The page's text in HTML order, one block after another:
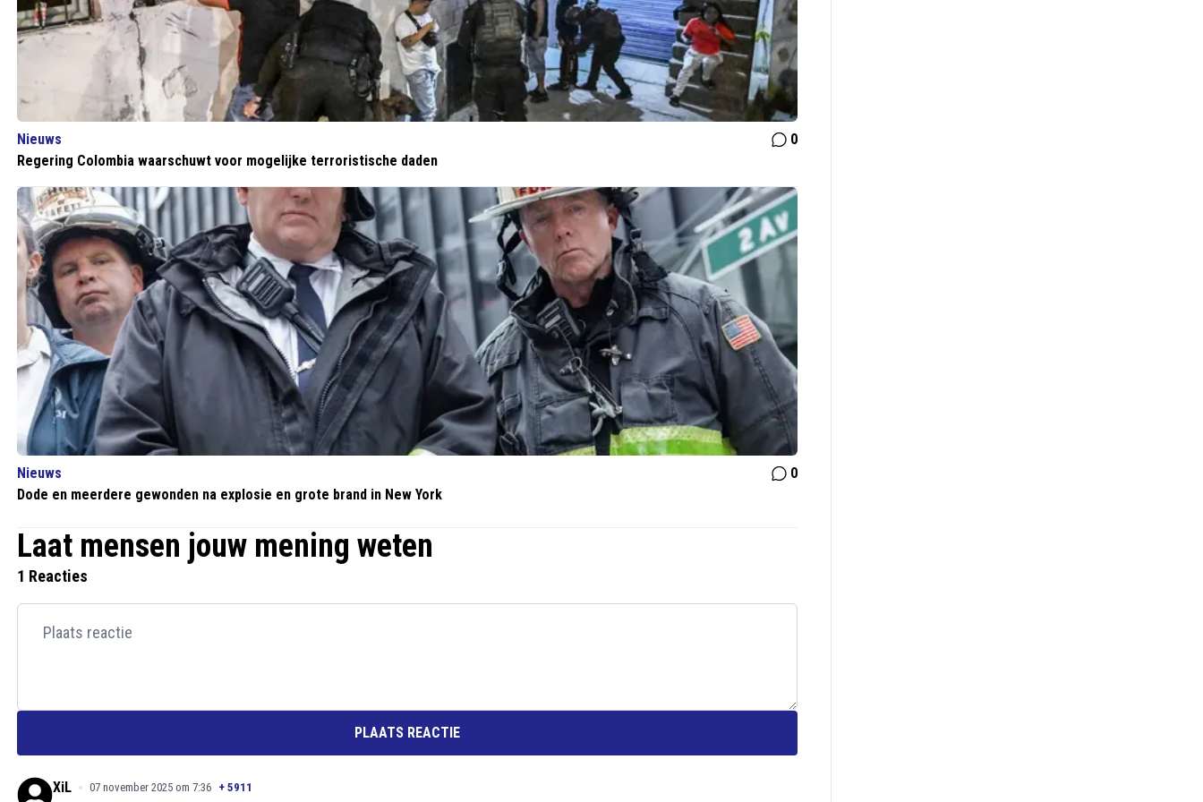
Nieuws
0
Regering Colombia waarschuwt voor mogelijke terroristische daden
Nieuws
0
Dode en meerdere gewonden na explosie en grote brand in New York
Laat mensen jouw mening weten
1 Reacties
PLAATS REACTIE
XiL 07 november 2025 om 7:36 + 5911